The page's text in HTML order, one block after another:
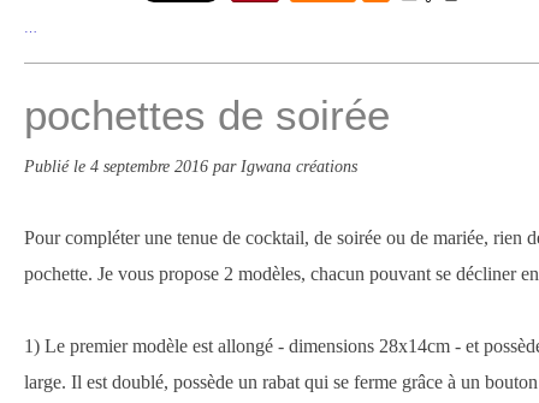
pochettes de soirée
Publié le 4 septembre 2016 par Igwana créations
Pour compléter une tenue de cocktail, de soirée ou de mariée, rien
pochette. Je vous propose 2 modèles, chacun pouvant se décliner
1) Le premier modèle est allongé - dimensions 28x14cm - et
large. Il est doublé, possède un rabat qui se ferme grâce à un